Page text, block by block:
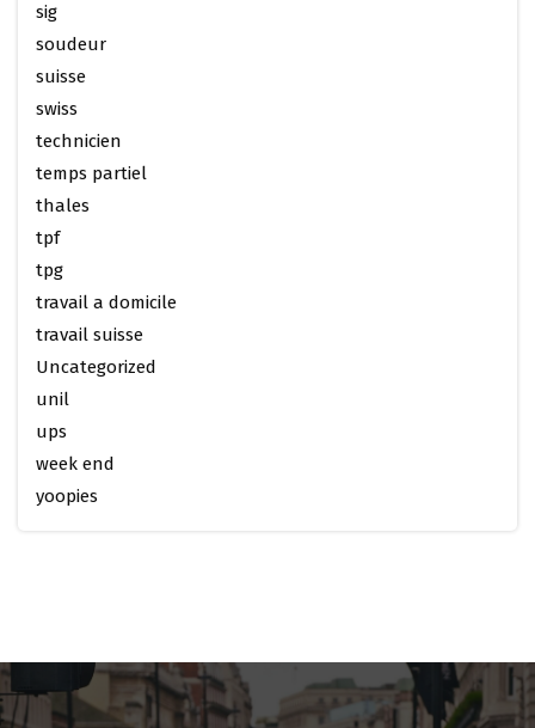
sig
soudeur
suisse
swiss
technicien
temps partiel
thales
tpf
tpg
travail a domicile
travail suisse
Uncategorized
unil
ups
week end
yoopies